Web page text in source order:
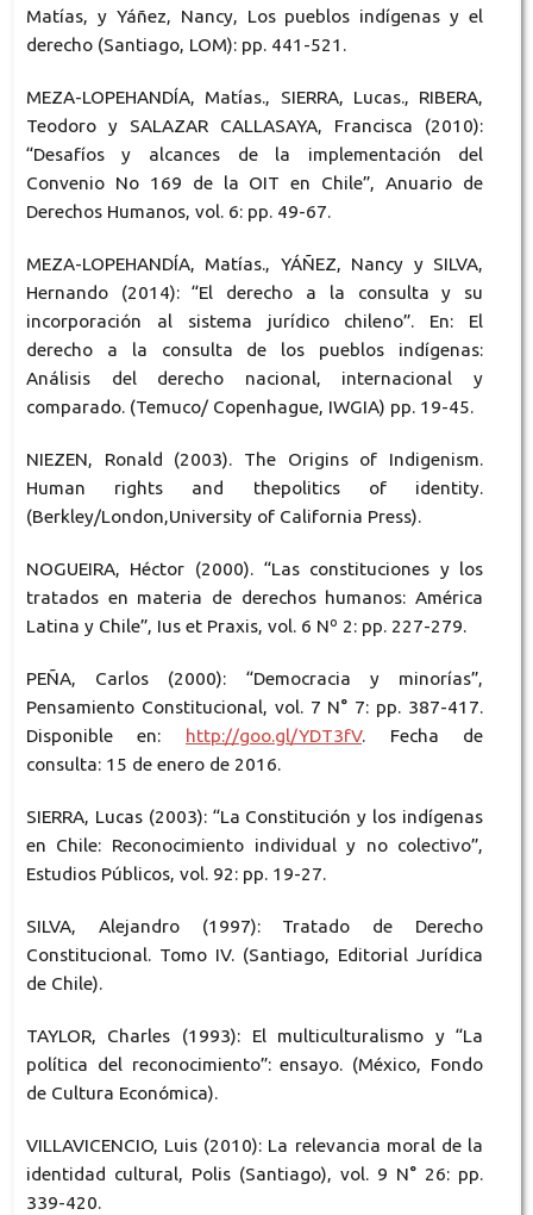
Matías, y Yáñez, Nancy, Los pueblos indígenas y el
derecho (Santiago, LOM): pp. 441-521.
MEZA-LOPEHANDÍA, Matías., SIERRA, Lucas., RIBERA,
Teodoro y SALAZAR CALLASAYA, Francisca (2010):
“Desafíos y alcances de la implementación del
Convenio No 169 de la OIT en Chile”, Anuario de
Derechos Humanos, vol. 6: pp. 49-67.
MEZA-LOPEHANDÍA, Matías., YÁÑEZ, Nancy y SILVA,
Hernando (2014): “El derecho a la consulta y su
incorporación al sistema jurídico chileno”. En: El
derecho a la consulta de los pueblos indígenas:
Análisis del derecho nacional, internacional y
comparado. (Temuco/ Copenhague, IWGIA) pp. 19-45.
NIEZEN, Ronald (2003). The Origins of Indigenism.
Human rights and thepolitics of identity.
(Berkley/London,University of California Press).
NOGUEIRA, Héctor (2000). “Las constituciones y los
tratados en materia de derechos humanos: América
Latina y Chile”, Ius et Praxis, vol. 6 Nº 2: pp. 227-279.
PEÑA, Carlos (2000): “Democracia y minorías”,
Pensamiento Constitucional, vol. 7 N° 7: pp. 387-417.
Disponible en: http://goo.gl/YDT3fV. Fecha de
consulta: 15 de enero de 2016.
SIERRA, Lucas (2003): “La Constitución y los indígenas
en Chile: Reconocimiento individual y no colectivo”,
Estudios Públicos, vol. 92: pp. 19-27.
SILVA, Alejandro (1997): Tratado de Derecho
Constitucional. Tomo IV. (Santiago, Editorial Jurídica
de Chile).
TAYLOR, Charles (1993): El multiculturalismo y “La
política del reconocimiento”: ensayo. (México, Fondo
de Cultura Económica).
VILLAVICENCIO, Luis (2010): La relevancia moral de la
identidad cultural, Polis (Santiago), vol. 9 N° 26: pp.
339-420.